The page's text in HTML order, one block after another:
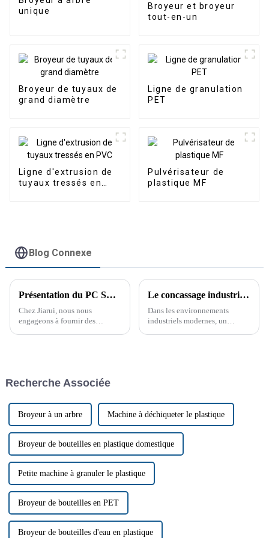
unique
Broyeur et broyeur
tout-en-un
Broyeur de tuyaux de
grand diamètre
Ligne de granulation
PET
Ligne d'extrusion de
tuyaux tressés en
Pulvérisateur de
plastique MF
Blog Connexe
Présentation du PC STRONG CRUSHER de Jiarui : la solution ultime pour le broyage et le recyclage du plastique
Chez Jiarui, nous nous
engageons à fournir des
machine polyvalente conçue
Le concassage industriel simplifié grâce au concasseur PC Strong
Dans les environnements
industriels modernes, un
Recherche Associée
Broyeur à un arbre Machine à déchiqueter le plastique
Broyeur de bouteilles en plastique domestique
Petite machine à granuler le plastique
Broyeur de bouteilles en PET
Broyeur de bouteilles d'eau en plastique